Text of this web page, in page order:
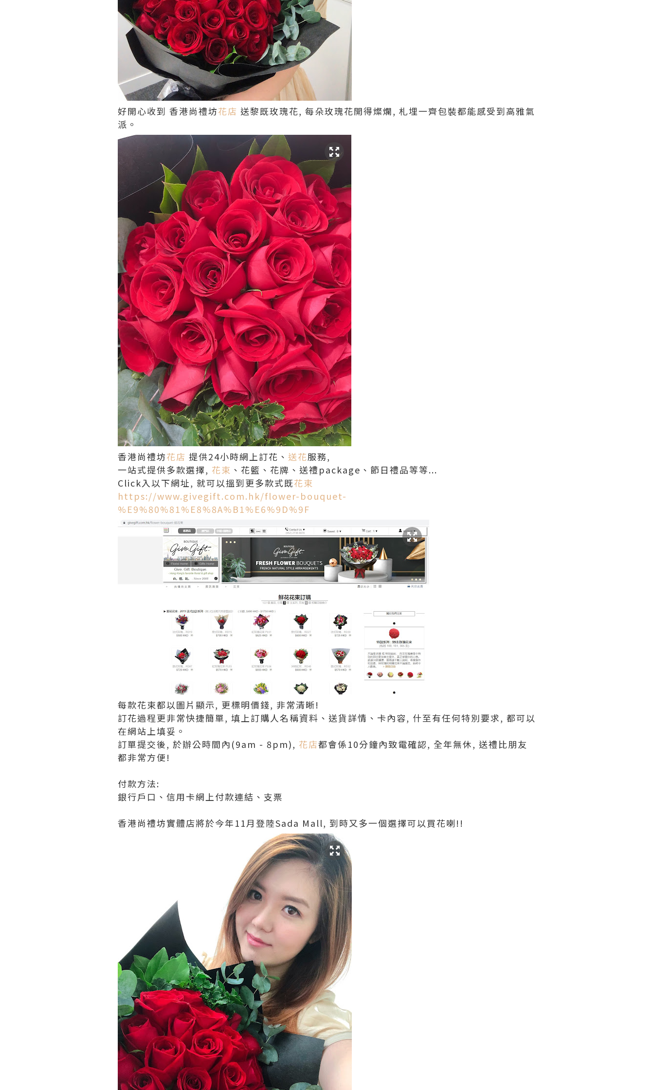
好開心收到 香港尚禮坊花店 送黎既玫瑰花, 每朵玫瑰花開得燦爛, 札埋一齊包裝都能感受到高雅氣
派。
香港尚禮坊花店 提供24小時網上訂花、 送花服務,
一站式提供多款選擇, 花束 、花籃、花牌、送禮package、節日禮品等等...
Click入以下網址, 就可以搵到更多款式既花束
https://www.givegift.com.hk/flower-bouquet-
%E9%80%81%E8%8A%B1%E6%9D%9F
每款花束都以圖片顯示, 更標明價錢, 非常清晰!
訂花過程更非常快捷簡單, 填上訂購人名稱資料、送貨詳情、卡內容, 什至有任何特別要求, 都可以
在網站上填妥。
訂單提交後, 於辦公時間內(9am - 8pm), 花店都會係10分鐘內致電確認, 全年無休, 送禮比朋友
都非常方便!
付款方法:
銀行戶口、信用卡網上付款連結、支票
香港尚禮坊實體店將於今年11月登陸Sada Mall, 到時又多一個選擇可以買花喇!!